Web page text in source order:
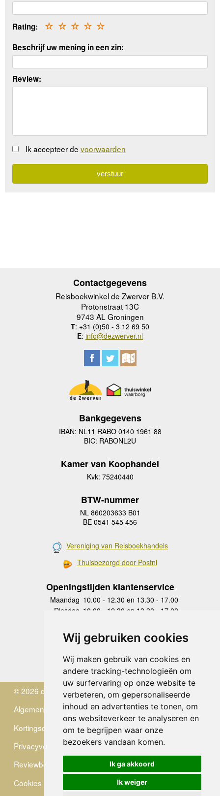
Wij gebruiken cookies
Wij maken gebruik van cookies en
andere tracking-technologieën om
uw surfervaring op onze website te
verbeteren, om gepersonaliseerde
inhoud en advertenties te tonen, om
ons websiteverkeer te analyseren en
om te begrijpen waar onze
bezoekers vandaan komen.
Ik ga akkoord
Ik weiger
Rating: ☆
☆
☆
☆
☆
Beschrijf uw mening in een zin:
Review:
Ik accepteer de voorwaarden
Contactgegevens
Reisboekwinkel de Zwerver B.V.
Protonstraat 13C
9743 AL Groningen
T: +31 (0)50 - 3 12 69 50
E: info@dezwerver.nl
Bankgegevens
IBAN: NL11 RABO 0140 1961 88
BIC: RABONL2U
Kamer van Koophandel
Kvk: 75240440
BTW-nummer
NL 860203633 B01
BE 0541 545 456
Vereniging van Reisboekhandels
Thuisbezorgd door Postnl
Openingstijden klantenservice
Maandag 10.00 - 12.30 en 13.30 - 17.00
Dinsdag 10.00 - 12.30 en 13.30 - 17.00
Donderdag
10.00 - 12.30 en 13.30 - 17.00
Vrijdag 10.00 - 12.30 en 13.30 - 17.00
Zaterdag
gesloten
Zondag gesloten
© 2026 de Zwerver
Algemene Voorwaarden
Kortingscode
Privacyverklaring
Reviewbeleid
Cookies